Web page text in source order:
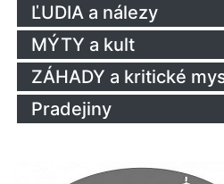
ĽUDIA a nálezy
MÝTY a kult
ZÁHADY a kritické
Pradejiny